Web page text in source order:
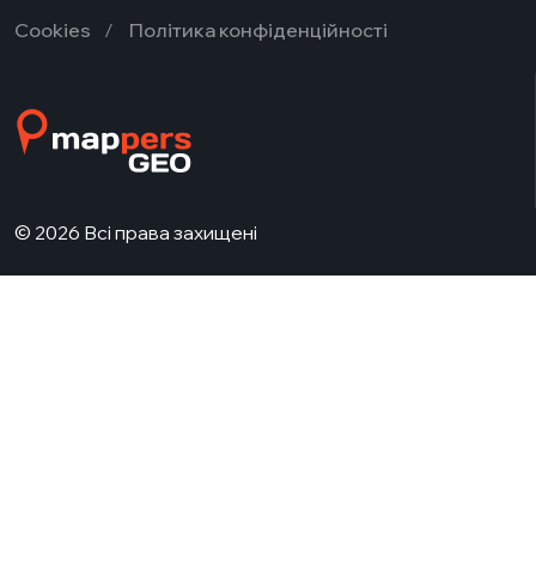
Cookies Політика конфіденційності
© 2026 Всі права захищені